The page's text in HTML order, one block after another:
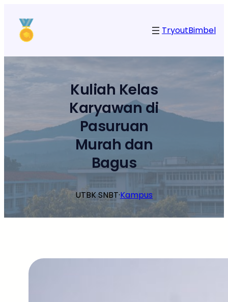
konten
TryoutBimbel
Kuliah Kelas
Karyawan di
Pasuruan
Murah dan
Bagus
UTBK SNBT·Kampus